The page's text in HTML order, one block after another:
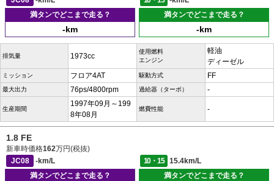
満タンでどこまで走る？
-km
満タンでどこまで走る？
-km
排気量 1973cc
使用燃料
エンジン
軽油
ディーゼル
ミッション フロア4AT 駆動方式 FF
最大出力 76ps/4800rpm 過給器（ターボ） -
生産期間
1997年09月～199
8年08月
燃費性能 -
1.8 FE
新車時価格162万円(税抜)
JC08
-km/L 10・15
15.4km/L
満タンでどこまで走る？
満タンでどこまで走る？